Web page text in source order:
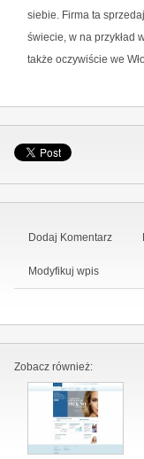
siebie. Firma ta
świecie, w na przykład
także oczywiście we
Dodaj Komentarz
Modyfikuj wpis
Zobacz również: